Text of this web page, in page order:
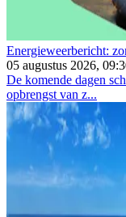
Energieweerbericht:
05 augustus 2026,
De komende dagen
opbrengst van z...